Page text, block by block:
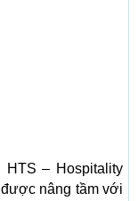
– Hospitality
nâng tầm với